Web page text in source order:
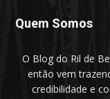
Quem Somos
O Blog do Ril de
então vem
credibilidade e